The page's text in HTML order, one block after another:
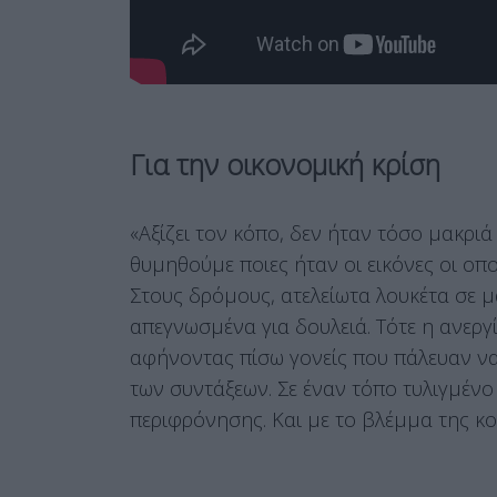
Για την οικονομική κρίση
«Αξίζει τον κόπο, δεν ήταν τόσο
θυμηθούμε ποιες ήταν οι εικόνες οι
Στους δρόμους, ατελείωτα λουκέτα σε
απεγνωσμένα για δουλειά. Τότε η
αφήνοντας πίσω γονείς που πάλευαν
των συντάξεων. Σε έναν τόπο
περιφρόνησης. Και με το βλέμμα της